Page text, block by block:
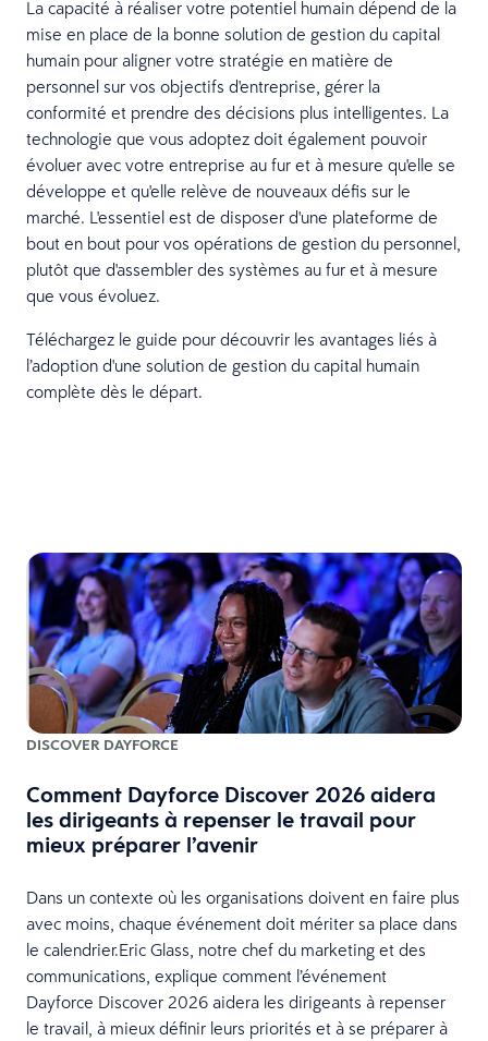
La capacité à réaliser votre potentiel humain dépend de la
mise en place de la bonne solution de gestion du capital
humain pour aligner votre stratégie en matière de
personnel sur vos objectifs d'entreprise, gérer la
conformité et prendre des décisions plus intelligentes. La
technologie que vous adoptez doit également pouvoir
évoluer avec votre entreprise au fur et à mesure qu'elle se
développe et qu'elle relève de nouveaux défis sur le
marché. L'essentiel est de disposer d'une plateforme de
bout en bout pour vos opérations de gestion du personnel,
plutôt que d'assembler des systèmes au fur et à mesure
que vous évoluez.
Téléchargez le guide pour découvrir les avantages liés à
l’adoption d'une solution de gestion du capital humain
complète dès le départ.
DISCOVER DAYFORCE
Comment Dayforce Discover 2026 aidera
les dirigeants à repenser le travail pour
mieux préparer l’avenir
Dans un contexte où les organisations doivent en faire plus
avec moins, chaque événement doit mériter sa place dans
le calendrier.Eric Glass, notre chef du marketing et des
communications, explique comment l’événement
Dayforce Discover 2026 aidera les dirigeants à repenser
le travail, à mieux définir leurs priorités et à se préparer à